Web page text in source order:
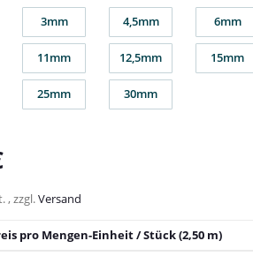
3mm
3mm 4,5mm
4,5mm 6mm
6mm
11mm
11mm 12,5mm
12,5mm 15mm
15mm
25mm
25mm 30mm
30mm
, zzgl.Versand
pro Mengen-Einheit / Stück (2,50 m)